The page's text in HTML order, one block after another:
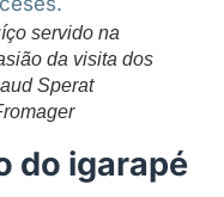
servido na
da visita dos
Sperat
do igarapé